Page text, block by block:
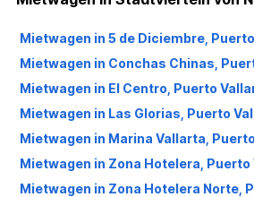
Mietwagen in 5 de Diciembre,
Mietwagen in Conchas Chinas,
Mietwagen in El Centro, Puerto
Mietwagen in Las Glorias, Puerto
Mietwagen in Marina Vallarta,
Mietwagen in Zona Hotelera, Puerto
Mietwagen in Zona Hotelera Norte,